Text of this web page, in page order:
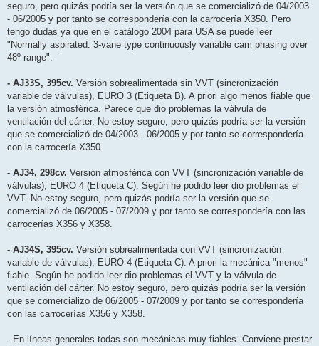
seguro, pero quizás podría ser la versión que se comercializó de 04/2003
- 06/2005 y por tanto se correspondería con la carrocería X350. Pero
tengo dudas ya que en el catálogo 2004 para USA se puede leer
"Normally aspirated. 3-vane type continuously variable cam phasing over
48º range".
- AJ33S, 395cv. Versión sobrealimentada sin VVT (sincronización
variable de válvulas), EURO 3 (Etiqueta B). A priori algo menos fiable que
la versión atmosférica. Parece que dio problemas la válvula de
ventilación del cárter. No estoy seguro, pero quizás podría ser la versión
que se comercializó de 04/2003 - 06/2005 y por tanto se correspondería
con la carrocería X350.
- AJ34, 298cv. Versión atmosférica con VVT (sincronización variable de
válvulas), EURO 4 (Etiqueta C). Según he podido leer dio problemas el
VVT. No estoy seguro, pero quizás podría ser la versión que se
comercializó de 06/2005 - 07/2009 y por tanto se correspondería con las
carrocerías X356 y X358.
- AJ34S, 395cv. Versión sobrealimentada con VVT (sincronización
variable de válvulas), EURO 4 (Etiqueta C). A priori la mecánica "menos"
fiable. Según he podido leer dio problemas el VVT y la válvula de
ventilación del cárter. No estoy seguro, pero quizás podría ser la versión
que se comercializo de 06/2005 - 07/2009 y por tanto se correspondería
con las carrocerías X356 y X358.
- En líneas generales todas son mecánicas muy fiables. Conviene prestar